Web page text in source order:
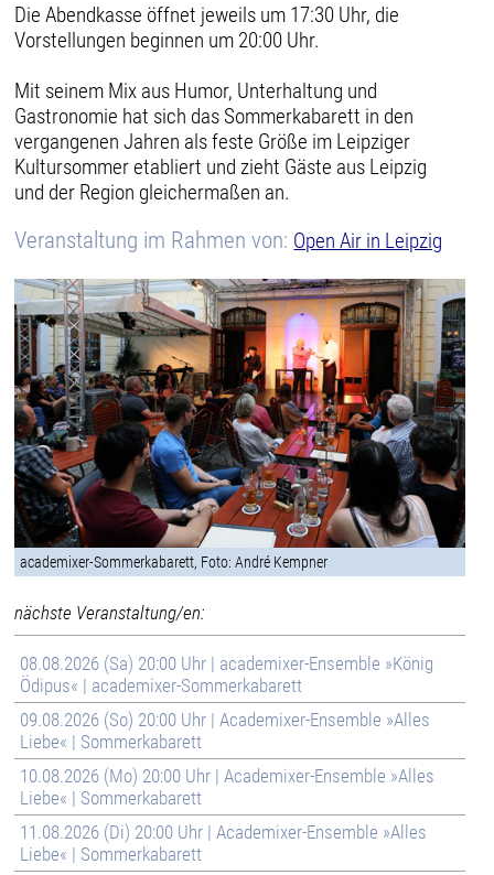
Die Abendkasse öffnet jeweils um 17:30 Uhr, die
Vorstellungen beginnen um 20:00 Uhr.
Mit seinem Mix aus Humor, Unterhaltung und
Gastronomie hat sich das Sommerkabarett in den
vergangenen Jahren als feste Größe im Leipziger
Kultursommer etabliert und zieht Gäste aus Leipzig
und der Region gleichermaßen an.
Veranstaltung im Rahmen von: Open Air in Leipzig
academixer-Sommerkabarett, Foto: André Kempner
nächste Veranstaltung/en:
08.08.2026 (Sa) 20:00 Uhr | academixer-Ensemble »König
Ödipus« | academixer-Sommerkabarett
09.08.2026 (So) 20:00 Uhr | Academixer-Ensemble »Alles
Liebe« | Sommerkabarett
10.08.2026 (Mo) 20:00 Uhr | Academixer-Ensemble »Alles
Liebe« | Sommerkabarett
11.08.2026 (Di) 20:00 Uhr | Academixer-Ensemble »Alles
Liebe« | Sommerkabarett